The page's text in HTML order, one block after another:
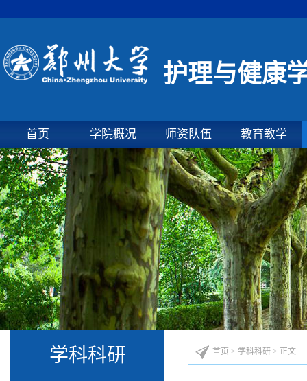
护理与健康
首页 学院概况 师资队伍 教育教学
学科科研 首页 > 学科科研 > 正文